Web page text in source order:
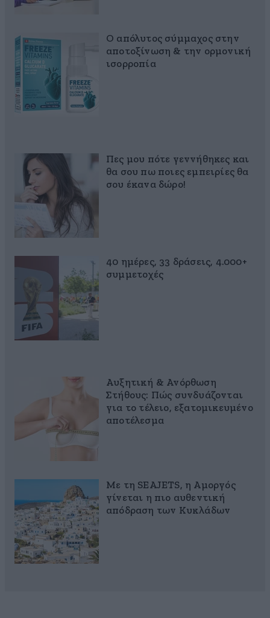
Ο απόλυτος σύμμαχος στην
αποτοξίνωση & την ορμονική
ισορροπία
Πες μου πότε γεννήθηκες και
θα σου πω ποιες εμπειρίες θα
σου έκανα δώρο!
40 ημέρες, 33 δράσεις, 4.000+
συμμετοχές
Αυξητική & Ανόρθωση
Στήθους: Πώς συνδυάζονται
για το τέλειο, εξατομικευμένο
αποτέλεσμα
Με τη SEAJETS, η Αμοργός
γίνεται η πιο αυθεντική
απόδραση των Κυκλάδων